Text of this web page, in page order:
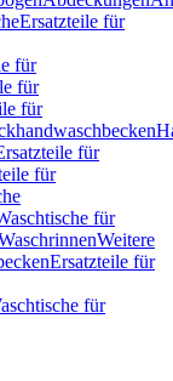
Ersatzteile für
für
für
für
für
für
für
Weitere
Ersatzteile für
für